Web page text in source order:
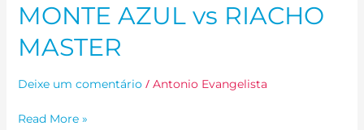
MONTE AZUL vs RIACHO
MASTER
Deixe um comentário / Antonio Evangelista
MONTE
AZUL
vs
MASTER
Read More »